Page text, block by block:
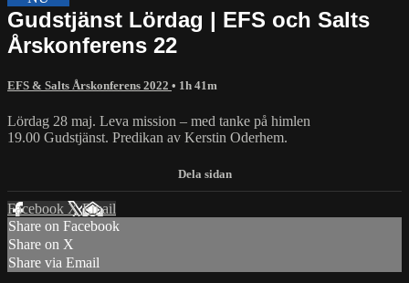
Gudstjänst Lördag | EFS och Salts
Årskonferens 22
EFS & Salts Årskonferens 2022 • 1h 41m
Lördag 28 maj. Leva mission – med tanke på himlen
19.00 Gudstjänst. Predikan av Kerstin Oderhem.
Facebook XEmail
Share on Facebook
Share on X
Share via Email